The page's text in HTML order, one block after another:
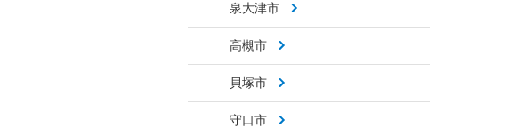
泉大津市
高槻市
貝塚市
守口市